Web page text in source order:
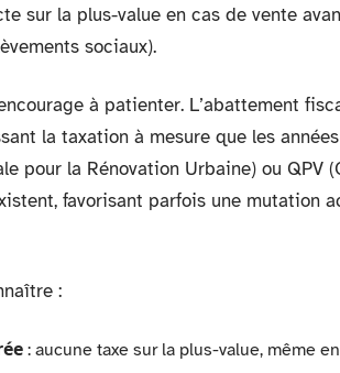
sur la plus-value en cas de vente
sociaux).
à patienter. L’abattement
la taxation à mesure que les
pour la Rénovation Urbaine) ou QPV
favorisant parfois une mutation
:
: aucune taxe sur la plus-value, même